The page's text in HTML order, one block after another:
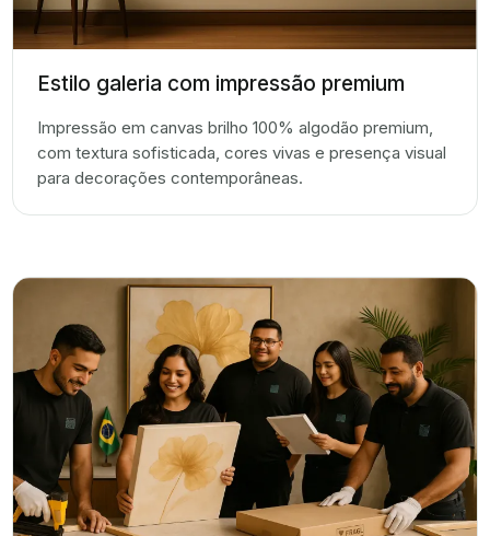
Estilo galeria com impressão premium
Impressão em canvas brilho 100% algodão premium,
com textura sofisticada, cores vivas e presença visual
para decorações contemporâneas.